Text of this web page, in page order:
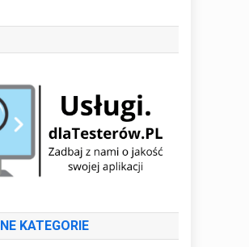
KATEGORIE